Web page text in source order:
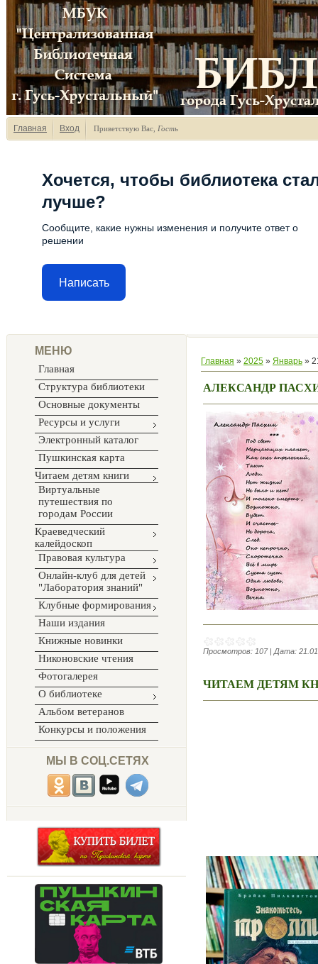
Главная Вход Приветствую Вас Гость
Хочется, чтобы библиотека
лучше?
Сообщите, какие нужны изменения и получите ответ о
решении
Написать
МЕНЮ
Главная
Структура библиотеки
Основные документы
Ресурсы и услуги
Электронный каталог
Пушкинская карта
Читаем детям книги
Виртуальные
путешествия по
городам России
Краеведческий
калейдоскоп
Правовая культура
Онлайн-клуб для детей
"Лаборатория знаний"
Клубные формирования
Наши издания
Книжные новинки
Никоновские чтения
Фотогалерея
О библиотеке
Альбом ветеранов
Конкурсы и положения
МЫ В СОЦ.СЕТЯХ
Главная » 2025 » Январь »
АЛЕКСАНДР
Просмотров: 107 | Дата:
ЧИТАЕМ ДЕТЯМ